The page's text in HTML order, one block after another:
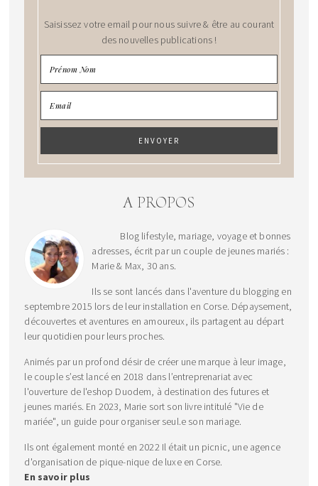
Saisissez votre email pour nous suivre & être au courant
des nouvelles publications !
A PROPOS
Blog lifestyle, mariage, voyage et bonnes
adresses, écrit par un couple de jeunes mariés :
Marie & Max, 30 ans.
Ils se sont lancés dans l'aventure du blogging en
septembre 2015 lors de leur installation en Corse. Dépaysement,
découvertes et aventures en amoureux, ils partagent au départ
leur quotidien pour leurs proches.
Animés par un profond désir de créer une marque à leur image,
le couple s’est lancé en 2018 dans l’entreprenariat avec
l'ouverture de l'eshop Duodem, à destination des futures et
jeunes mariés. En 2023, Marie sort son livre intitulé "Vie de
mariée", un guide pour organiser seul.e son mariage.
Ils ont également monté en 2022 Il était un picnic, une agence
d'organisation de pique-nique de luxe en Corse.
En savoir plus